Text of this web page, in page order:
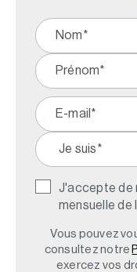
J'accepte de
mensuelle de
Vous pouvez
consultez notre
exercez vos